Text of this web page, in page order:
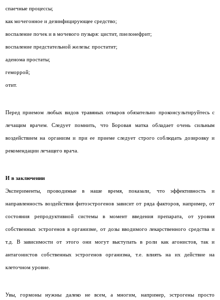
спаечные процессы;
как мочегонное и дезинфицирующее средство;
воспаление почек и в мочевого пузыря: цистит, пиелонефрит;
воспаление предстательной железы: простатит;
аденома простаты;
геморрой;
отит.
Перед приемом любых видов травяных отваров обязательно проконсультируйтесь с
лечащим врачем. Следует помнить, что Боровая матка обладает очень сильным
воздействием на организм и при ее приеме следует строго соблюдать дозировку и
рекомендации лечащего врача.
И в заключении
Эксперименты, проводимые в наше время, показали, что эффективность и
направленность воздействия фитоэстрогенов зависит от ряда факторов, например, от
состояния репродуктивной системы в момент введения препарата, от уровня
собственных эстрогенов в организме, от дозы вводимого лекарственного средства и
т.д. В зависимости от этого они могут выступать в роли как агонистов, так и
антагонистов собственных эстрогенов организма, т.е. влиять на их действие на
клеточном уровне.
Увы, гормоны нужны далеко не всем, а многим, например, эстрогены просто